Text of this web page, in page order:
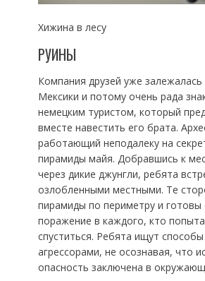
Хижина в лесу
РУИНЫ
Компания друзей уже
Мексики и потому очень рада
немецким туристом, который
вместе навестить его брата.
работающий неподалеку на
пирамиды майя. Добравшись к
через дикие джунгли, ребята
озлобленными местными. Те
пирамиды по периметру и готовы
поражение в каждого, кто
спуститься. Ребята ищут
агрессорами, не осознавая, что
опасность заключена в